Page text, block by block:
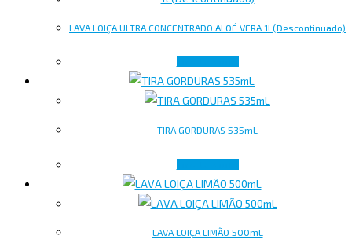
LAVA LOIÇA ULTRA CONCENTRADO ALOÉ VERA 1L(Descontinuado)
TIRA GORDURAS 535mL
LAVA LOIÇA LIMÃO 500mL